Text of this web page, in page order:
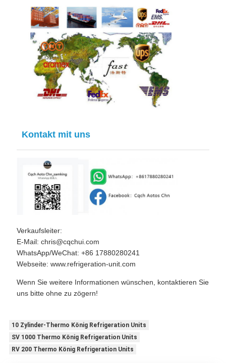
Kontakt mit uns
Verkaufsleiter:
E-Mail: chris@cqchui.com
WhatsApp/WeChat: +86 17880280241
Webseite: www.refrigeration-unit.com
Wenn Sie weitere Informationen wünschen, kontaktieren Sie
uns bitte ohne zu zögern!
10 Zylinder-Thermo König Refrigeration Units
SV 1000 Thermo König Refrigeration Units
RV 200 Thermo König Refrigeration Units